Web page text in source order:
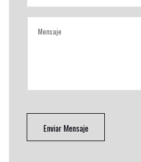
Enviar Mensaje